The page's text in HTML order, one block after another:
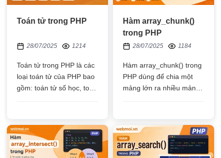
Toán tử trong PHP
28/07/2025 1214
Toán tử trong PHP là các
loại toán tử của PHP bao
gồm: toán tử số học, toán
Hàm array_chunk()
trong PHP
28/07/2025 1184
Hàm array_chunk() trong
PHP dùng để chia một
mảng lớn ra nhiều mảng